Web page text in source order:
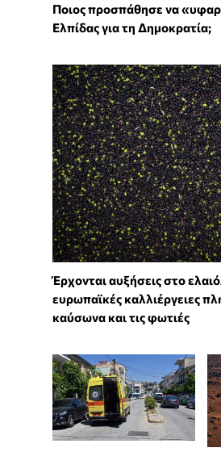
Ποιος προσπάθησε να
Ελπίδας για τη Δημοκρατία;
Έρχονται αυξήσεις στο
ευρωπαϊκές καλλιέργειες
καύσωνα και τις φωτιές